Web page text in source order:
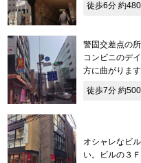
徒歩6分 約
警固交差点の
コンビニのデ
方に曲がります
徒歩7分 約
オシャレなビ
い。ビルの３